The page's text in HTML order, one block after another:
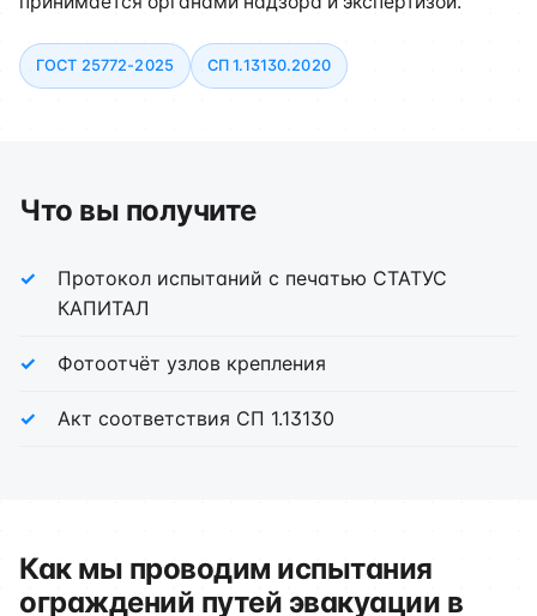
ГОСТ 25772-2025 СП 1.13130.2020
Что вы получите
Протокол испытаний с печатью СТАТУС
КАПИТАЛ
Фотоотчёт узлов крепления
Акт соответствия СП 1.13130
Как мы проводим испытания
ограждений путей эвакуации в